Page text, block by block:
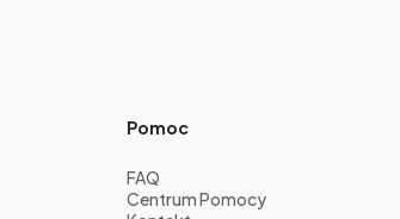
Pomoc
FAQ
Centrum Pomocy